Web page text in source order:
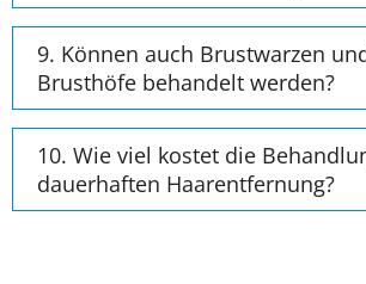
9. Können auch Brustwarzen
Brusthöfe behandelt werden?
10. Wie viel kostet die
dauerhaften Haarentfernung?